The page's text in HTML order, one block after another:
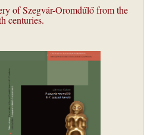
of Szegvár-Oromdűlő from the
centuries.